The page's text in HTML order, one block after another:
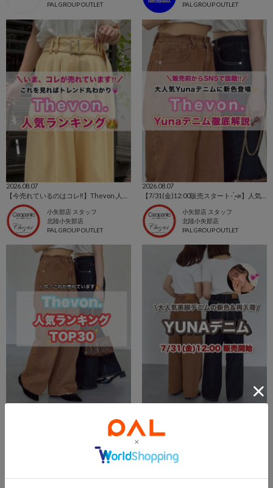
PAL GROUP OUTLET
PAL GROUP OUTLET
2026.08.07
小矢部店 スタッフ
北陸小矢部店
PAL GROUP OUTLET
2026.08.07
小矢部店 スタッフ
北陸小矢部店
PAL GROUP OUTLET
越谷レイクタウン店 スタッフ
越谷レイクタウン店
PAL GROUP OUTLET